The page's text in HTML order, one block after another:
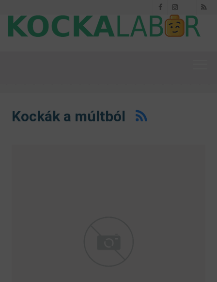
FacebookInstagram
Threads
Kockák a múltból